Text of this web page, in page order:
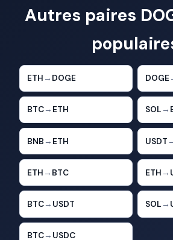
Autres paires
ETH → DOGE DOGE
BTC→ ETH SOL →
BNB → ETH USDT
ETH → BTC ETH →
BTC→ USDT SOL →
BTC→ USDC